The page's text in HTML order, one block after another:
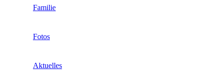
Familie
Fotos
Aktuelles